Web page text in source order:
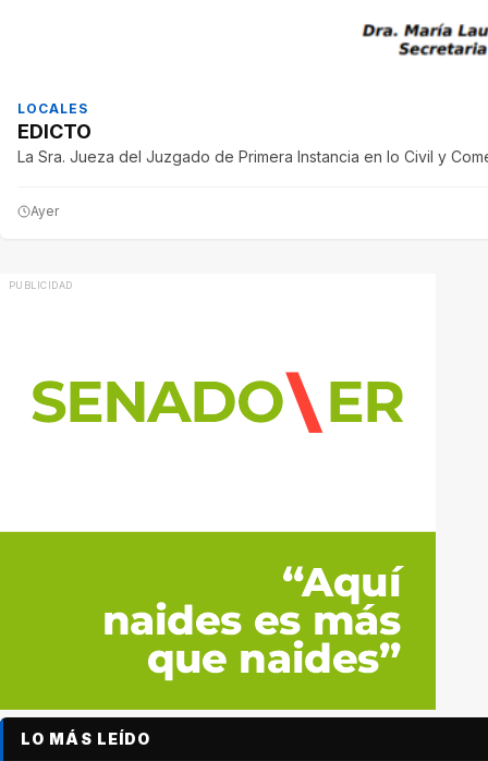
LOCALES
EDICTO
La Sra. Jueza del Juzgado de Primera Instancia en lo Civil y
Ayer
LO MÁS LEÍDO